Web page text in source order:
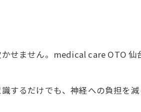
せません。medical care OTO
するだけでも、神経への負担を